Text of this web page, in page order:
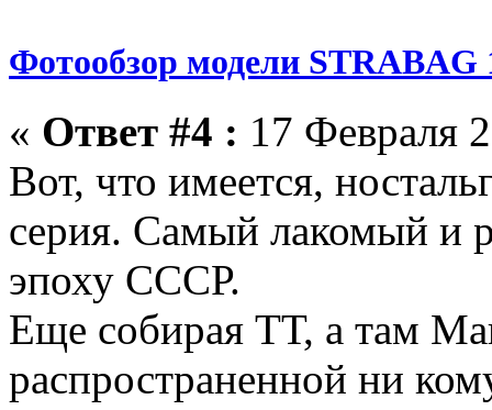
Фотообзор модели STRABAG
« Ответ #4 : 17 Февраля
Вот, что имеется,
серия. Самый лакомый и
эпоху СССР.
Еще собирая ТТ, а там
распространенной ни